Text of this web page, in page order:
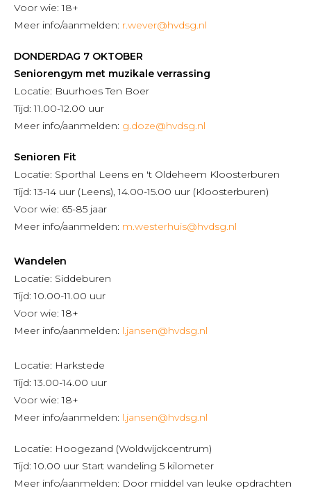
Voor wie: 18+
Meer info/aanmelden: r.wever@hvdsg.nl
DONDERDAG 7 OKTOBER
Seniorengym met muzikale verrassing
Locatie: Buurhoes Ten Boer
Tijd: 11.00-12.00 uur
Meer info/aanmelden: g.doze@hvdsg.nl
Senioren Fit
Locatie: Sporthal Leens en 't Oldeheem Kloosterburen
Tijd: 13-14 uur (Leens), 14.00-15.00 uur (Kloosterburen)
Voor wie: 65-85 jaar
Meer info/aanmelden: m.westerhuis@hvdsg.nl
Wandelen
Locatie: Siddeburen
Tijd: 10.00-11.00 uur
Voor wie: 18+
Meer info/aanmelden: l.jansen@hvdsg.nl
Locatie: Harkstede
Tijd: 13.00-14.00 uur
Voor wie: 18+
Meer info/aanmelden: l.jansen@hvdsg.nl
Locatie: Hoogezand (Woldwijckcentrum)
Tijd: 10.00 uur Start wandeling 5 kilometer
Meer info/aanmelden: Door middel van leuke opdrachten